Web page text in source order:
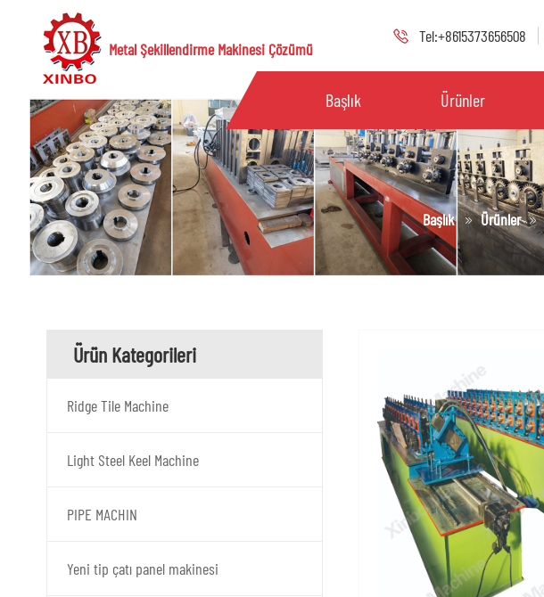
Metal Şekillendirme Makinesi Çözümü
Tel:+8615373656508
Başlık Ürünler
Başlık Ürünler
Ürün Kategorileri
Ridge Tile Machine
Light Steel Keel Machine
PIPE MACHIN
Yeni tip çatı panel makinesi